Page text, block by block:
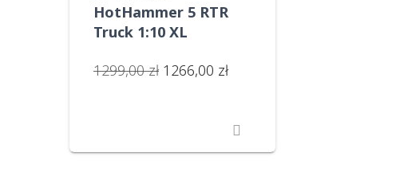
HotHammer 5 RTR
Truck 1:10 XL
1299,00zł Pierwotna
1266,00 złAktualna